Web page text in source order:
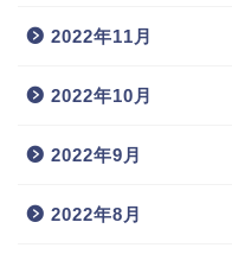
2022年11月
2022年10月
2022年9月
2022年8月